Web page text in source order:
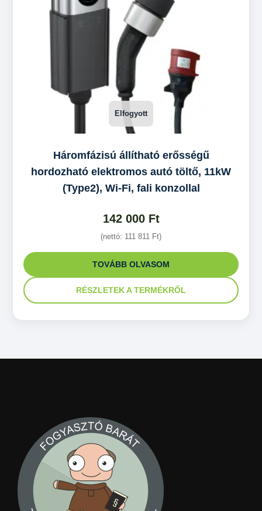
Háromfázisú állítható erősségű
hordozható elektromos autó töltő, 11kW
(Type2), Wi-Fi, fali konzollal
142 000 Ft
(nettó: 111 811 Ft)
TOVÁBB OLVASOM
RÉSZLETEK A TERMÉKRŐL